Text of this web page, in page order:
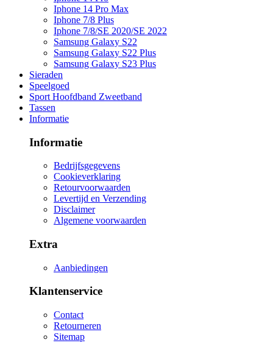
Iphone 14 Pro Max
Iphone 7/8 Plus
Iphone 7/8/SE 2020/SE 2022
Samsung Galaxy S22
Samsung Galaxy S22 Plus
Samsung Galaxy S23 Plus
Sieraden
Speelgoed
Sport Hoofdband Zweetband
Tassen
Informatie
Informatie
Bedrijfsgegevens
Cookieverklaring
Retourvoorwaarden
Levertijd en Verzending
Disclaimer
Algemene voorwaarden
Extra
Aanbiedingen
Klantenservice
Contact
Retourneren
Sitemap